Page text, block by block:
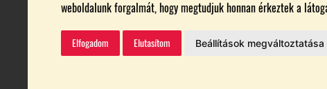
weboldalunk forgalmát, hogy megtudjuk honnan érkeztek a
Elfogadom Elutasítom Beállítások megváltoztatása
VEB2023 BORTESZT
AKTUÁLIS 2026.08.04. | INNOVÁCIÓS TÁMOGATÁSRA PÁLYÁZHATNAK A HAZAI